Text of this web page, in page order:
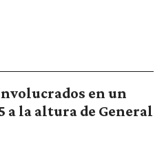
en un
a la altura de General